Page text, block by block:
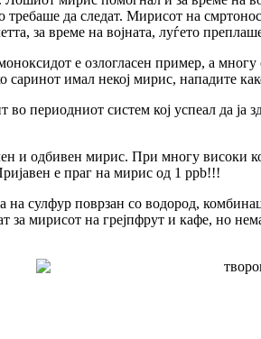
требаше да следат. Мирисот на
за време на војната, луѓето
е озлогласен пример, а
имал некој мирис, нападите
во периодниот систем кој успеал да
и одбивен мирис. При многу
е праг на мирис од 1 ppb!!!
на сулфур поврзан со водород,
за мирисот на грејпфрут и кафе, но